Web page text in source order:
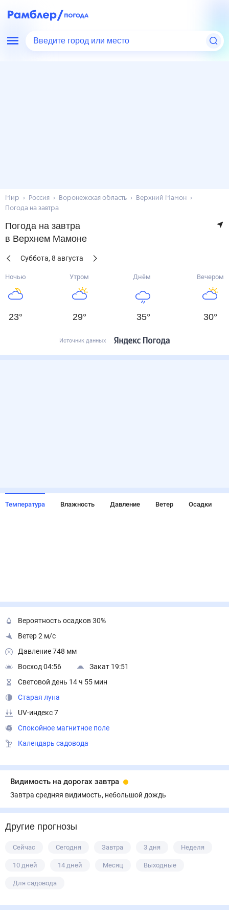
Введите город или место
Мир Россия Воронежская область
Верхний Мамон
Погода на завтра
Погода на завтра
в Верхнем Мамоне
Суббота, 8 августа
Ночью
23°
Утром
29°
Днём
35°
Вечером
30°
Источник данных
Температура Влажность Давление Ветер Осадки
Вероятность осадков 30%
Ветер 2 м/с
Давление 748 мм
Восход 04:56
Закат 19:51
Световой день 14 ч 55 мин
Старая луна
UV-индекс 7
Спокойное магнитное поле
Календарь садовода
Видимость на дорогах завтра
Завтра средняя видимость, небольшой дождь
Другие прогнозы
Сейчас Сегодня Завтра 3 дня Неделя
10 дней 14 дней Месяц Выходные
Для садовода